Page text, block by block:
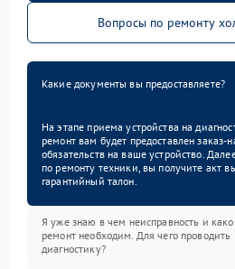
Вопросы по ремонту
Какие документы вы предоставляете?
На этапе приема устройства на
ремонт вам будет предоставлен заказ-
обязательств на ваше устройство.
по ремонту техники, вы получите акт
гарантийный талон.
Я уже знаю в чем неисправность и
ремонт необходим. Для чего проводить
диагностику?